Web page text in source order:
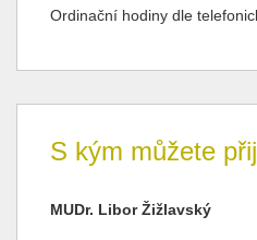
Ordinační hodiny dle
S kým můžete
MUDr. LiborŽižlavský